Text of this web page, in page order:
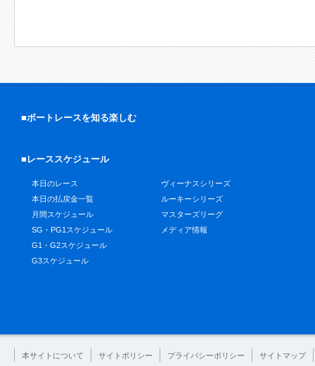
■ボートレースを知る楽しむ
■レーススケジュール
本日のレース
本日の払戻金一覧
月間スケジュール
SG・PG1スケジュール
G1・G2スケジュール
G3スケジュール
ヴィーナスシリーズ
ルーキーシリーズ
マスターズリーグ
メディア情報
本サイトについて サイトポリシー プライバシーポリシー サイトマップ